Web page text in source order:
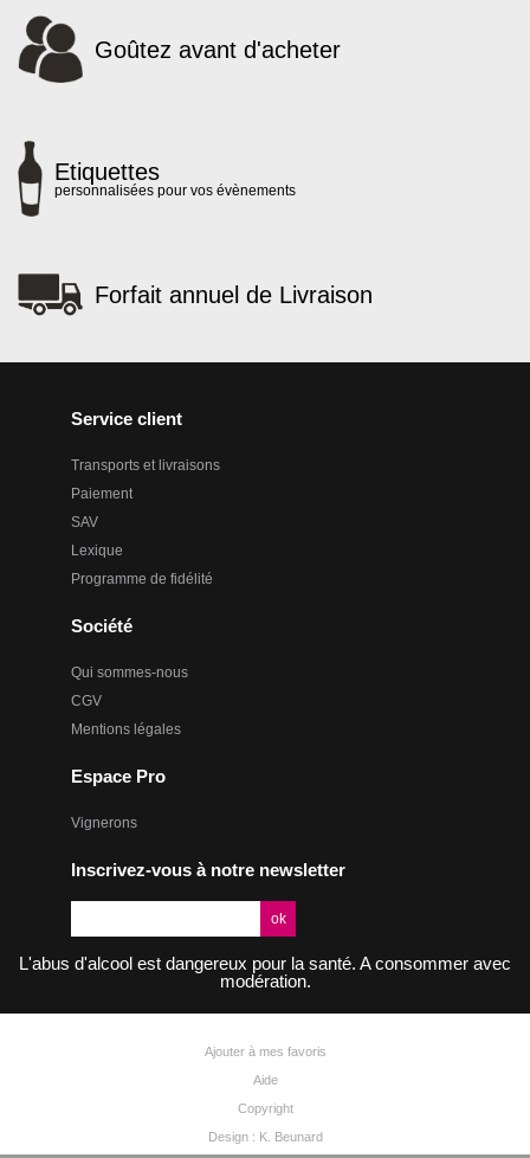
Goûtez avant d'acheter
Etiquettes
personnalisées pour vos évènements
Forfait annuel de Livraison
Service client
Transports et livraisons
Paiement
SAV
Lexique
Programme de fidélité
Société
Qui sommes-nous
CGV
Mentions légales
Espace Pro
Vignerons
Inscrivez-vous à notre newsletter
L'abus d'alcool est dangereux pour la santé. A consommer avec
modération.
Ajouter à mes favoris
Aide
Copyright
Design : K. Beunard